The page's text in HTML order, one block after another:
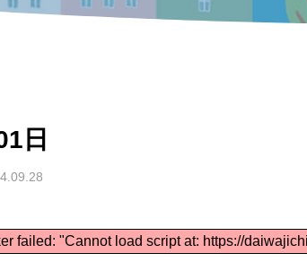
日
failed: "Cannot load script at: https://